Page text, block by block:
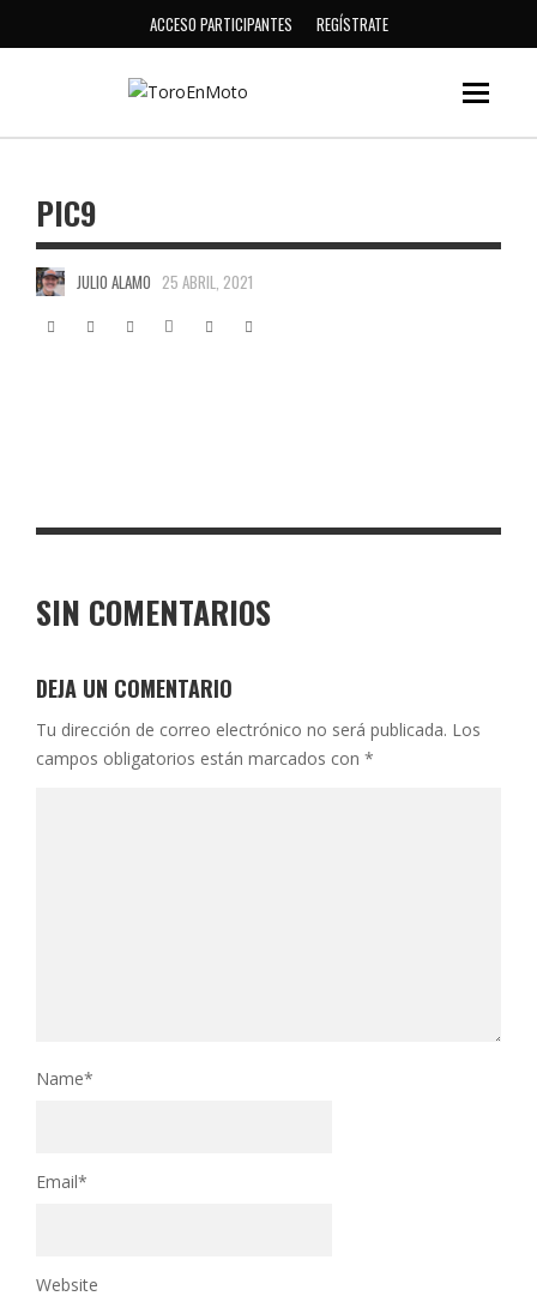
ACCESO PARTICIPANTES REGÍSTRATE
PIC9
JULIO ALAMO 25 ABRIL, 2021
SIN COMENTARIOS
DEJA UN COMENTARIO
Tu dirección de correo electrónico no será publicada. Los
campos obligatorios están marcados con *
Name*
Email*
Website